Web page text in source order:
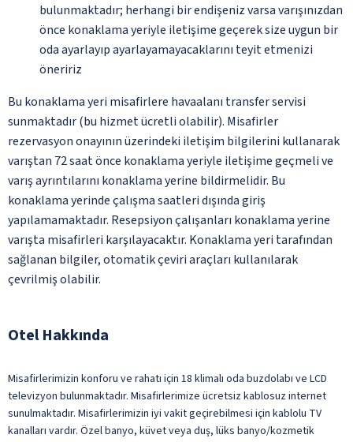
bulunmaktadır; herhangi bir endişeniz varsa varışınızdan
önce konaklama yeriyle iletişime geçerek size uygun bir
oda ayarlayıp ayarlayamayacaklarını teyit etmenizi
öneririz
Bu konaklama yeri misafirlere havaalanı transfer servisi
sunmaktadır (bu hizmet ücretli olabilir). Misafirler
rezervasyon onayının üzerindeki iletişim bilgilerini kullanarak
varıştan 72 saat önce konaklama yeriyle iletişime geçmeli ve
varış ayrıntılarını konaklama yerine bildirmelidir. Bu
konaklama yerinde çalışma saatleri dışında giriş
yapılamamaktadır. Resepsiyon çalışanları konaklama yerine
varışta misafirleri karşılayacaktır. Konaklama yeri tarafından
sağlanan bilgiler, otomatik çeviri araçları kullanılarak
çevrilmiş olabilir.
Otel Hakkında
Misafirlerimizin konforu ve rahatı için 18 klimalı oda buzdolabı ve LCD
televizyon bulunmaktadır. Misafirlerimize ücretsiz kablosuz internet
sunulmaktadır. Misafirlerimizin iyi vakit geçirebilmesi için kablolu TV
kanalları vardır. Özel banyo, küvet veya duş, lüks banyo/kozmetik